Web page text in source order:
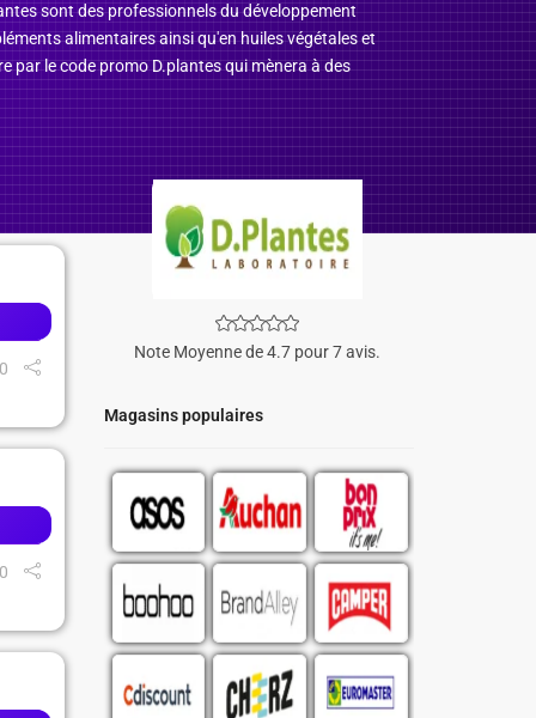
sont des professionnels du développement
alimentaires ainsi qu'en huiles végétales et
par le code promo D.plantes qui mènera à des
Note Moyenne de 4.7 pour 7 avis.
Magasins populaires